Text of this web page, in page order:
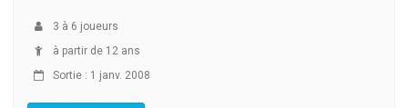
3 à 6 joueurs
à partir de 12 ans
Sortie : 1 janv. 2008